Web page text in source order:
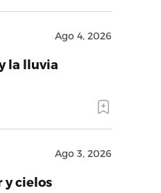
Ago 4, 2026
la lluvia
Ago 3, 2026
y cielos